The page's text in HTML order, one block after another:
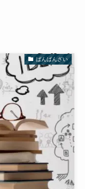
ばんばんざい